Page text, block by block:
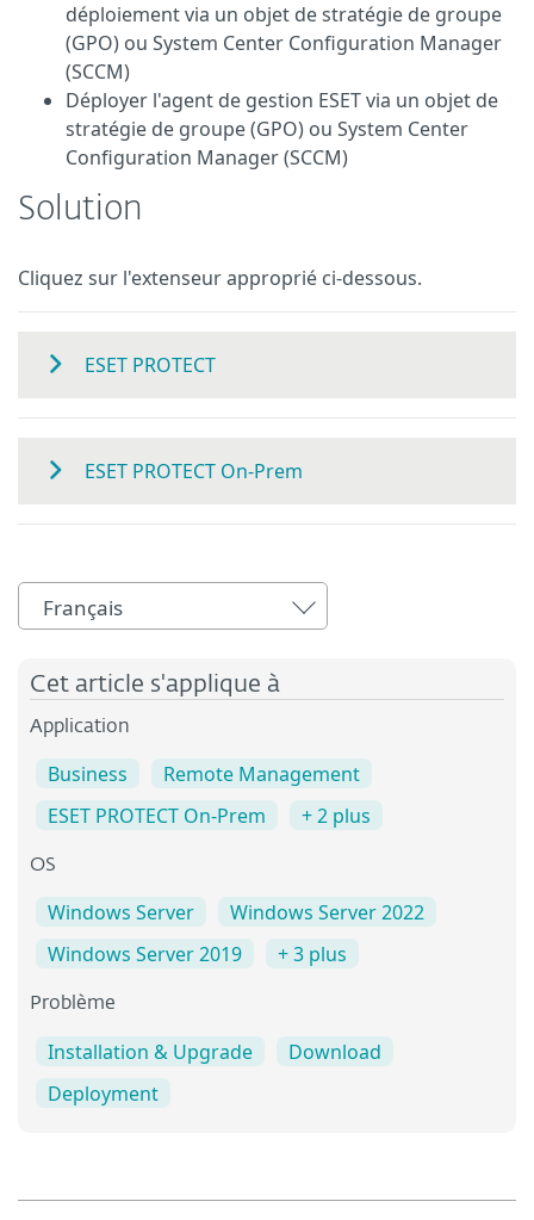
déploiement via un objet de stratégie de groupe
(GPO) ou System Center Configuration Manager
(SCCM)
Déployer l'agent de gestion ESET via un objet de
stratégie de groupe (GPO) ou System Center
Configuration Manager (SCCM)
Solution
Cliquez sur l'extenseur approprié ci-dessous.
ESET PROTECT
ESET PROTECT On-Prem
Français
Cet article s'applique à
Application
Business
Remote Management
ESET PROTECT On-Prem
+ 2 plus
OS
Windows Server
Windows Server 2022
Windows Server 2019
+ 3 plus
Problème
Installation & Upgrade
Download
Deployment